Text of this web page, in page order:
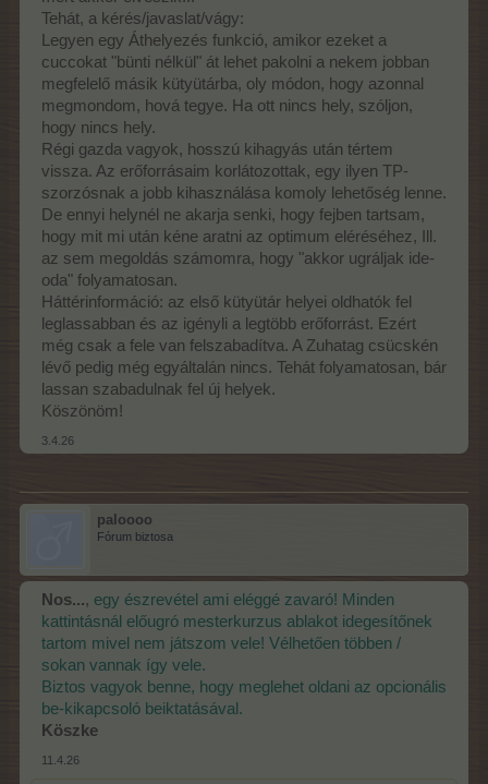
Tehát, a kérés/javaslat/vágy:
Legyen egy Áthelyezés funkció, amikor ezeket a
cuccokat "bünti nélkül" át lehet pakolni a nekem jobban
megfelelő másik kütyütárba, oly módon, hogy azonnal
megmondom, hová tegye. Ha ott nincs hely, szóljon,
hogy nincs hely.
Régi gazda vagyok, hosszú kihagyás után tértem
vissza. Az erőforrásaim korlátozottak, egy ilyen TP-
szorzósnak a jobb kihasználása komoly lehetőség lenne.
De ennyi helynél ne akarja senki, hogy fejben tartsam,
hogy mit mi után kéne aratni az optimum eléréséhez, Ill.
az sem megoldás számomra, hogy "akkor ugráljak ide-
oda" folyamatosan.
Háttérinformáció: az első kütyütár helyei oldhatók fel
leglassabban és az igényli a legtöbb erőforrást. Ezért
még csak a fele van felszabadítva. A Zuhatag csücskén
lévő pedig még egyáltalán nincs. Tehát folyamatosan, bár
lassan szabadulnak fel új helyek.
Köszönöm!
3.4.26
paloooo
Fórum biztosa
Nos..., egy észrevétel ami eléggé zavaró! Minden
kattintásnál előugró mesterkurzus ablakot idegesítőnek
tartom mivel nem játszom vele! Vélhetően többen /
sokan vannak így vele.
Biztos vagyok benne, hogy meglehet oldani az opcionális
be-kikapcsoló beiktatásával.
Köszke
11.4.26